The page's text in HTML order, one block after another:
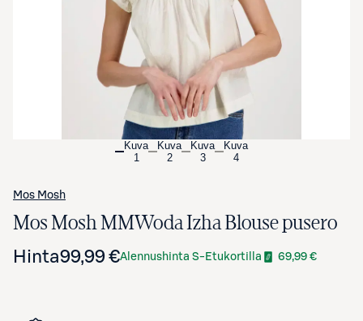
Kuva
1
Kuva
2
Kuva
3
Kuva
4
Mos Mosh
Mos Mosh MMWoda Izha Blouse pusero
Hinta99,99 €Alennushinta S-Etukortilla 69,99 €